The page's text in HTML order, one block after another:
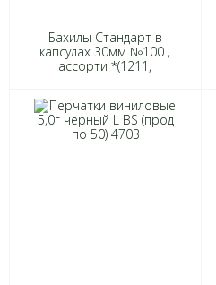
Бахилы Стандарт в
капсулах 30мм №100 ,
ассорти *(1211,